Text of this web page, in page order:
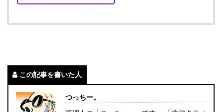
この記事を書いた人
つっちー。